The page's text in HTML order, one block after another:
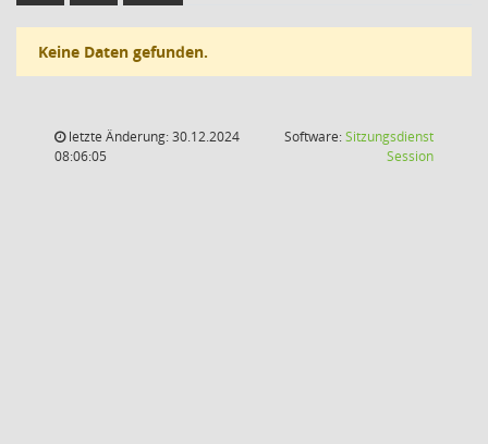
Keine Daten gefunden.
letzte Änderung: 30.12.2024
08:06:05
Software:Sitzungsdienst
Session(Wird in